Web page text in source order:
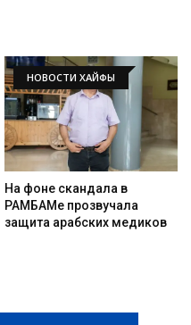
НОВОСТИ ХАЙФЫ
На фоне скандала в
РАМБАМе прозвучала
защита арабских медиков